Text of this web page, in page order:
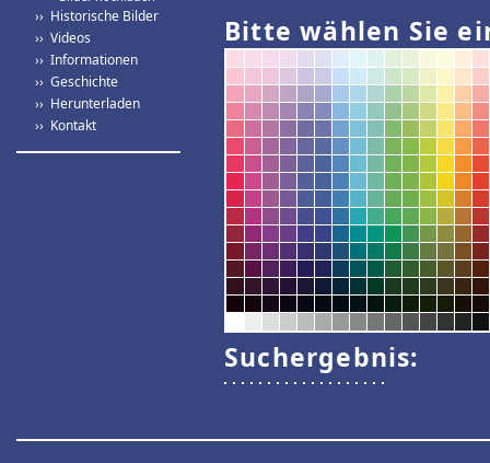
›› Historische Bilder
›› Videos
›› Informationen
›› Geschichte
›› Herunterladen
›› Kontakt
Bitte wählen Sie
Suchergebnis: